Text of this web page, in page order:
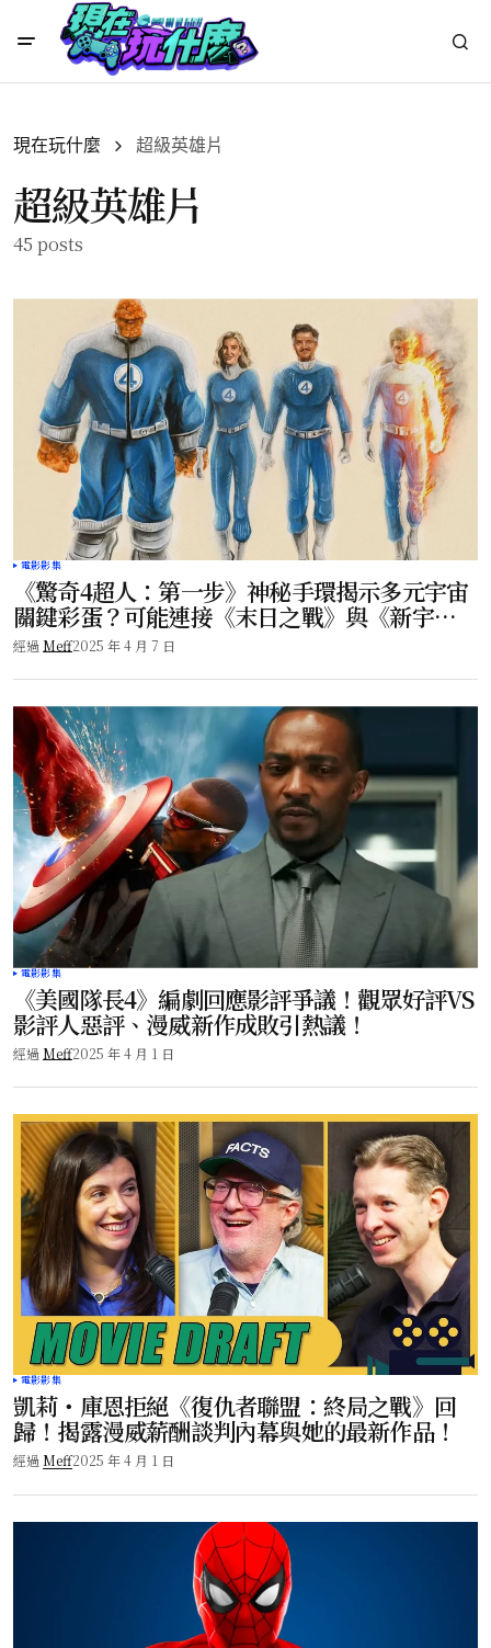
現在玩什麼 超級英雄片
超級英雄片
45 posts
電影影集
《驚奇4超人：第一步》神秘手環揭示多元宇宙
關鍵彩蛋？可能連接《末日之戰》與《新宇
宙》劇情！
經過 Meff2025 年 4 月 7 日
電影影集
《美國隊長4》編劇回應影評爭議！觀眾好評VS
影評人惡評、漫威新作成敗引熱議！
經過 Meff2025 年 4 月 1 日
電影影集
凱莉・庫恩拒絕《復仇者聯盟：終局之戰》回
歸！揭露漫威薪酬談判內幕與她的最新作品！
經過 Meff2025 年 4 月 1 日